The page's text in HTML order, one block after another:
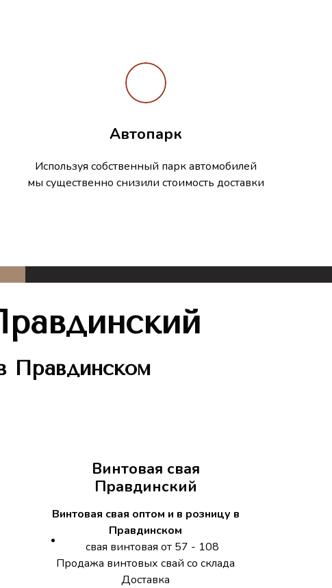
Автопарк
Используя собственный парк автомобилей
мы существенно снизили стоимость доставки
Правдинском
Винтовая свая
Правдинский
Винтовая свая оптом и в розницу в
Правдинском
свая винтовая от 57 - 108
Продажа винтовых свай со склада
Доставка